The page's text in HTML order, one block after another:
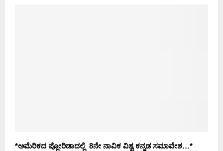
*ಅಮೆರಿಕದ ಪ್ಲೋರಿಡಾದಲ್ಲಿ 8ನೇ ನಾವಿಕ ವಿಶ್ವ ಕನ್ನಡ ಸಮಾವೇಶ…*